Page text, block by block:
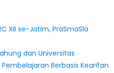
XII se-Jatim, PraSmaSla
dan Universitas
Berbasis Kearifan